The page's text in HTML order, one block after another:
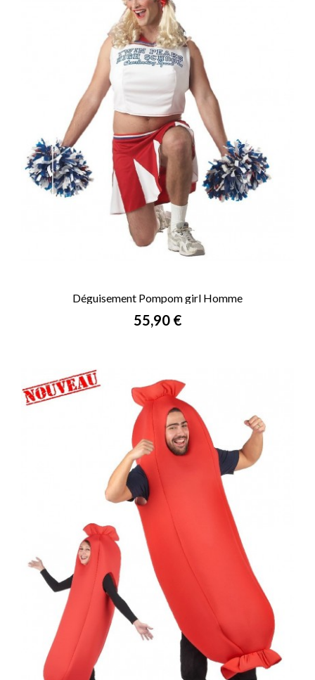
Déguisement Pompom girl Homme
Prix
55,90 €